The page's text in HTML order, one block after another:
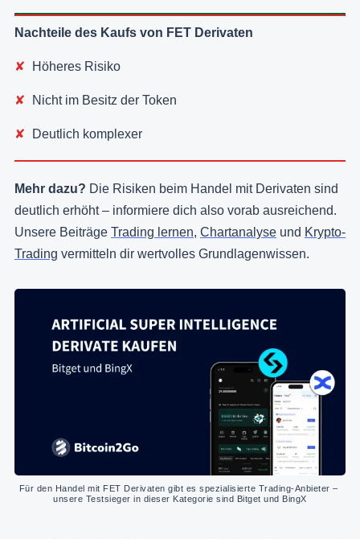
Nachteile des Kaufs von FET Derivaten
Höheres Risiko
Nicht im Besitz der Token
Deutlich komplexer
Mehr dazu? Die Risiken beim Handel mit Derivaten sind
deutlich erhöht – informiere dich also vorab ausreichend.
Unsere Beiträge Trading lernen, Chartanalyse und Krypto-
Trading vermitteln dir wertvolles Grundlagenwissen.
Für den Handel mit FET Derivaten gibt es spezialisierte Trading-Anbieter –
unsere Testsieger in dieser Kategorie sind Bitget und BingX